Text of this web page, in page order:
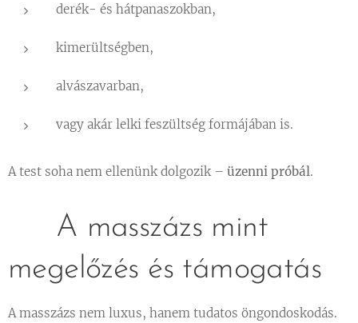
derék- és hátpanaszokban,
kimerültségben,
alvászavarban,
vagy akár lelki feszültség formájában is.
A test soha nem ellenünk dolgozik – üzenni próbál .
💆‍♀️ A masszázs mint
megelőzés és támogatás
A masszázs nem luxus, hanem tudatos öngondoskodás.